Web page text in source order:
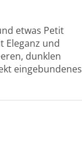
etwas Petit
Eleganz und
dunklen
eingebundenes